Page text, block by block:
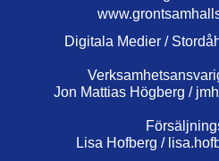
Digitala Medier /
Jon Mattias Högberg /
Lisa Hofberg /